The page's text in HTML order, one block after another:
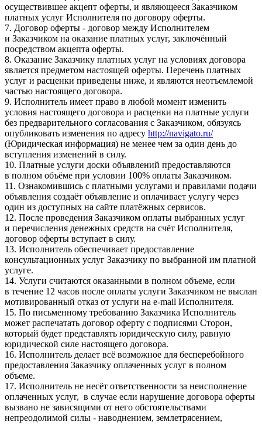
осуществившее акцепт оферты, и являющееся Заказчиком
платных услуг Исполнителя по договору оферты.
7. Договор оферты - договор между Исполнителем
и Заказчиком на оказание платных услуг, заключённый
посредством акцепта оферты.
8. Оказание Заказчику платных услуг на условиях договора
является предметом настоящей оферты. Перечень платных
услуг и расценки приведены ниже, и являются неотъемлемой
частью настоящего договора.
9. Исполнитель имеет право в любой момент изменить
условия настоящего договора и расценки на платные услуги
без предварительного согласования с Заказчиком, обязуясь
опубликовать изменения по адресу http://navigato.ru/
(Юридическая информация) не менее чем за один день до
вступления изменений в силу.
10. Платные услуги доски объявлений предоставляются
в полном объёме при условии 100% оплаты Заказчиком.
11. Ознакомившись с платными услугами и правилами подачи
объявления создаёт объявление и оплачивает услугу через
один из доступных на сайте платёжных сервисов.
12. После проведения Заказчиком оплаты выбранных услуг
и перечисления денежных средств на счёт Исполнителя,
договор оферты вступает в силу.
13. Исполнитель обеспечивает предоставление
консультационных услуг Заказчику по выбранной им платной
услуге.
14. Услуги считаются оказанными в полном объеме, если
в течение 12 часов после оплаты услуги Заказчиком не выслан
мотивированный отказ от услуги на e-mail Исполнителя.
15. По письменному требованию Заказчика Исполнитель
может распечатать договор оферту с подписями Сторон,
который будет представлять юридическую силу, равную
юридической силе настоящего договора.
16. Исполнитель делает всё возможное для бесперебойного
предоставления Заказчику оплаченных услуг в полном
объеме.
17. Исполнитель не несёт ответственности за неисполнение
оплаченных услуг, в случае если нарушение договора оферты
вызвано не зависящими от него обстоятельствами
непреодолимой силы - наводнением, землетрясением,